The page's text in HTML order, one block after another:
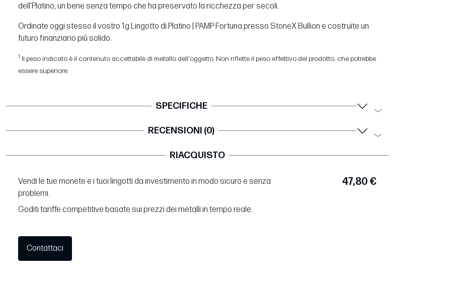
dell'Platino, un bene senza tempo che ha preservato la ricchezza per secoli.
Ordinate oggi stesso il vostro 1g Lingotto di Platino | PAMP Fortuna presso StoneX Bullion e costruite un
futuro finanziario più solido.
1 Il peso indicato è il contenuto accettabile di metallo dell'oggetto. Non riflette il peso effettivo del prodotto, che potrebbe
essere superiore.
SPECIFICHE
RECENSIONI (0)
RIACQUISTO
47,80 €
Vendi le tue monete e i tuoi lingotti da investimento in modo sicuro e senza
problemi.
Goditi tariffe competitive basate sui prezzi dei metalli in tempo reale.
Contattaci